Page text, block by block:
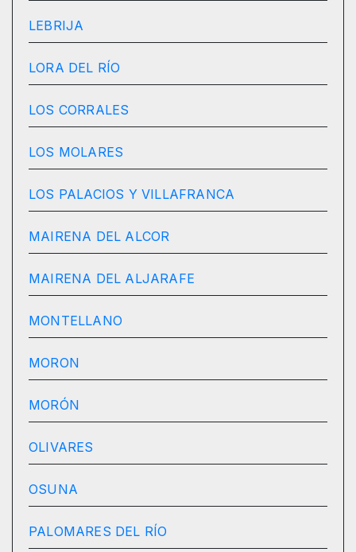
LEBRIJA
LORA DEL RÍO
LOS CORRALES
LOS MOLARES
LOS PALACIOS Y VILLAFRANCA
MAIRENA DEL ALCOR
MAIRENA DEL ALJARAFE
MONTELLANO
MORON
MORÓN
OLIVARES
OSUNA
PALOMARES DEL RÍO